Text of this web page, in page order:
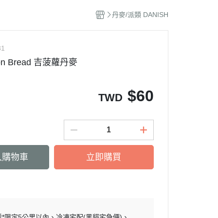
丹麥/派類 DANISH
Bread 吉菠蘿丹麥
TWD $60
物車 立即購買